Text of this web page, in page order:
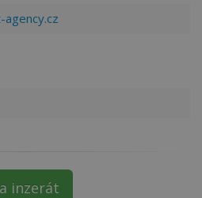
inzerát